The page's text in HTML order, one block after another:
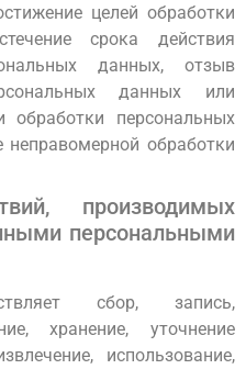
целей обработки
срока действия
данных, отзыв
данных или
обработки персональных
обработки
производимых
персональными
сбор, запись,
хранение, уточнение
использование,